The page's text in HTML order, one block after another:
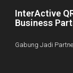
InterActive
Business
Gabung Jadi